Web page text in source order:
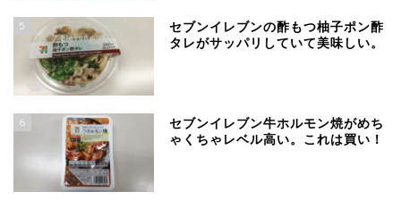
5
セブンイレブンの酢もつ柚子ポン酢
タレがサッパリしていて美味しい。
6
セブンイレブン牛ホルモン焼がめち
ゃくちゃレベル高い。これは買い！